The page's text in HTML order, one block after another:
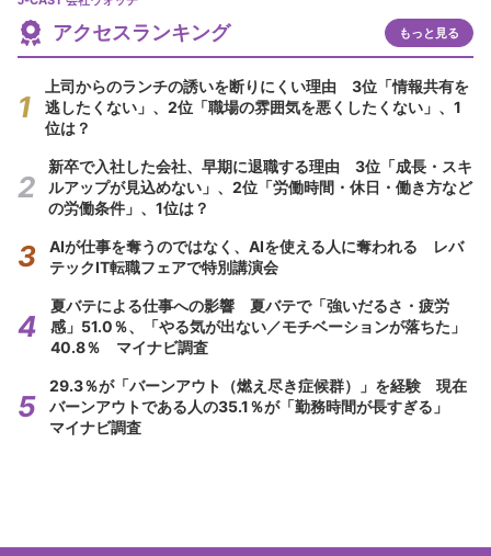
アクセスランキング もっと見る
上司からのランチの誘いを断りにくい理由 3位「情報共有を
逃したくない」、2位「職場の雰囲気を悪くしたくない」、1
位は？
新卒で入社した会社、早期に退職する理由 3位「成長・スキ
ルアップが見込めない」、2位「労働時間・休日・働き方など
の労働条件」、1位は？
AIが仕事を奪うのではなく、AIを使える人に奪われる レバ
テックIT転職フェアで特別講演会
夏バテによる仕事への影響 夏バテで「強いだるさ・疲労
感」51.0％、「やる気が出ない／モチベーションが落ちた」
40.8％ マイナビ調査
29.3％が「バーンアウト（燃え尽き症候群）」を経験 現在
バーンアウトである人の35.1％が「勤務時間が長すぎる」
マイナビ調査